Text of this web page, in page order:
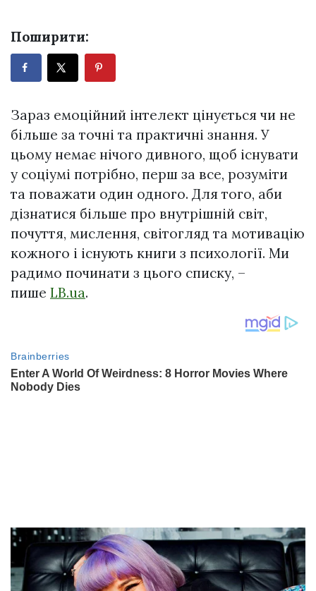
Поширити:
Зараз емоційний інтелект цінується чи не
більше за точні та практичні знання. У
цьому немає нічого дивного, щоб існувати
у соціумі потрібно, перш за все, розуміти
та поважати один одного. Для того, аби
дізнатися більше про внутрішній світ,
почуття, мислення, світогляд та мотивацію
кожного і існують книги з психології. Ми
радимо починати з цього списку, –
пише LB.ua.